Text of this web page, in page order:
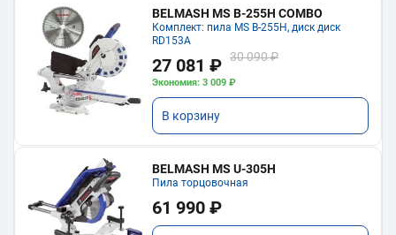
BELMASH MS B-255H COMBO
Комплект: пила MS B-255H, диск диск
RD153A
27 081 ₽ 30 090 ₽
Экономия: 3 009 ₽
В корзину
BELMASH MS U-305H
Пила торцовочная
61 990 ₽